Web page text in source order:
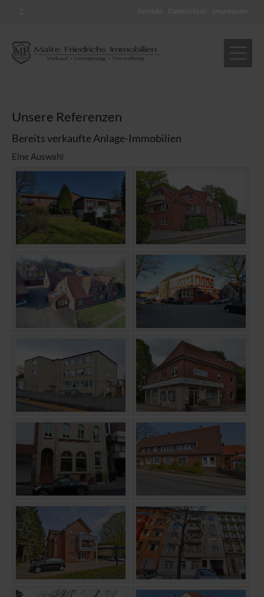
Kontakt Datenschutz Impressum
Unsere Referenzen
Bereits verkaufte Anlage-Immobilien
Eine Auswahl